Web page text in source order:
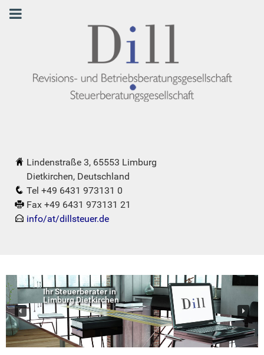
Lindenstraße 3, 65553 Limburg
Dietkirchen, Deutschland
Tel +49 6431 973131 0
Fax +49 6431 973131 21
info/at/dillsteuer.de
Ihr Steuerberater in
Limburg Dietkirchen